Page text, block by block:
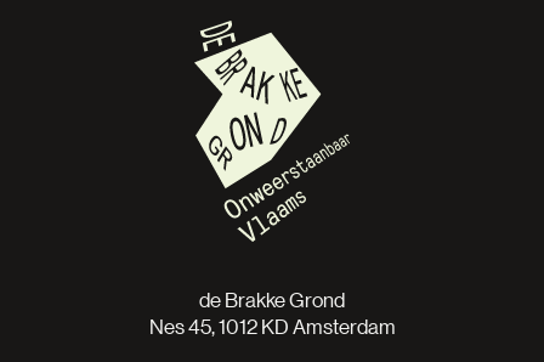
de Brakke Grond
Nes 45, 1012 KD Amsterdam